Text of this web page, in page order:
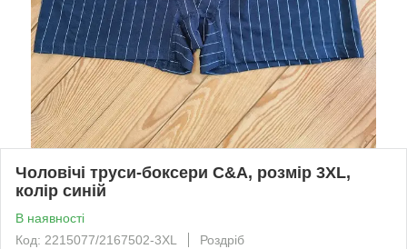
Чоловічі труси-боксери C&A, розмір 3XL,
колір синій
В наявності
Код: 2215077/2167502-3XL
Роздріб